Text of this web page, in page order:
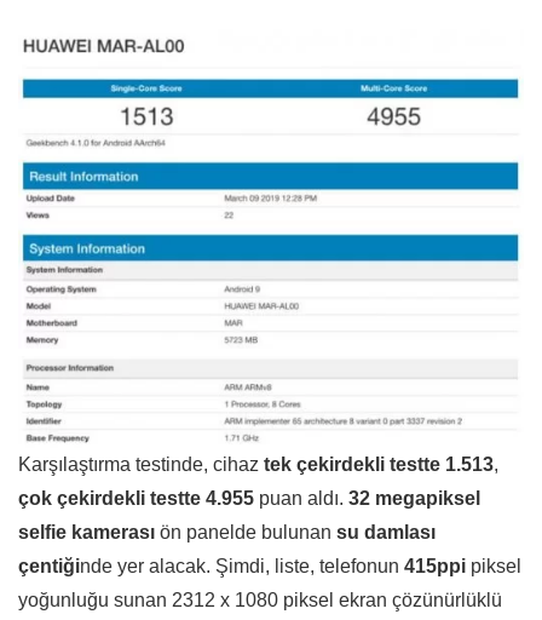
Karşılaştırma testinde, cihaz tek çekirdekli testte 1.513,
çok çekirdekli testte 4.955 puan aldı. 32 megapiksel
selfie kamerası ön panelde bulunan su damlası
çentiğinde yer alacak. Şimdi, liste, telefonun 415ppi piksel
yoğunluğu sunan 2312 x 1080 piksel ekran çözünürlüklü